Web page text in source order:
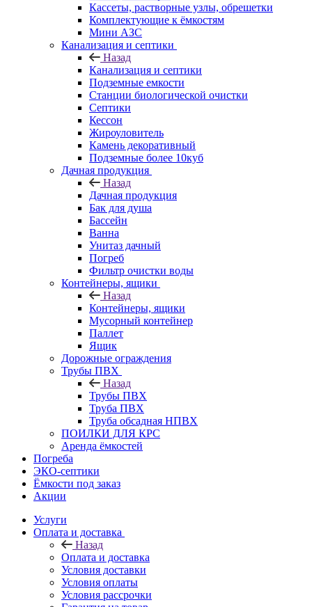
Кассеты, растворные узлы, обрешетки
Комплектующие к ёмкостям
Мини АЗС
Канализация и септики
Назад
Канализация и септики
Подземные емкости
Станции биологической очистки
Септики
Кессон
Жироуловитель
Камень декоративный
Подземные более 10куб
Дачная продукция
Назад
Дачная продукция
Бак для душа
Бассейн
Ванна
Унитаз дачный
Погреб
Фильтр очистки воды
Контейнеры, ящики
Назад
Контейнеры, ящики
Мусорный контейнер
Паллет
Ящик
Дорожные ограждения
Трубы ПВХ
Назад
Трубы ПВХ
Труба ПВХ
Труба обсадная НПВХ
ПОИЛКИ ДЛЯ КРС
Аренда ёмкостей
Погреба
ЭКО-септики
Ёмкости под заказ
Акции
Услуги
Оплата и доставка
Назад
Оплата и доставка
Условия доставки
Условия оплаты
Условия рассрочки